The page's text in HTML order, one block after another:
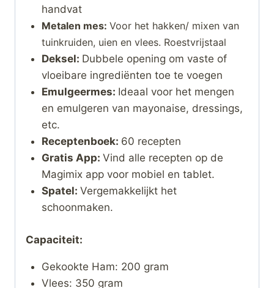
handvat
Metalen mes: Voor het hakken/ mixen van
tuinkruiden, uien en vlees. Roestvrijstaal
Deksel: Dubbele opening om vaste of
vloeibare ingrediënten toe te voegen
Emulgeermes: Ideaal voor het mengen
en emulgeren van mayonaise, dressings,
etc.
Receptenboek: 60 recepten
Gratis App: Vind alle recepten op de
Magimix app voor mobiel en tablet.
Spatel: Vergemakkelijkt het
schoonmaken.
Capaciteit:
Gekookte Ham: 200 gram
Vlees: 350 gram